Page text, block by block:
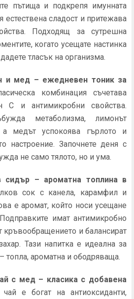
пътища и подкрепя имунната
сладост и притежава
Подходящ за сутрешна
когато усещате настинка
тласък на организма.
и мед – ежедневен тоник за
комбинация съчетава
C и антимикробни свойства.
метаболизма, лимонът
а медът успокоява гърлото и
настроение. Започнете деня с
не само тялото, но и ума.
сидър – ароматна топлина в
сок с канела, карамфил и
е аромат, който носи усещане
имат антимикробно
кръвообращението и балансират
Тази напитка е идеална за
топла, ароматна и ободряваща.
с мед – класика с добавена
чай е богат на антиоксиданти,